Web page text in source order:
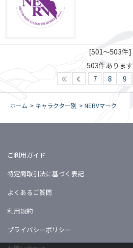
[501～503件]
503件あります
7
8 9
ホーム > キャラクター別 > NERVマーク
ご利用ガイド
特定商取引法に基づく表記
よくあるご質問
利用規約
プライバシーポリシー